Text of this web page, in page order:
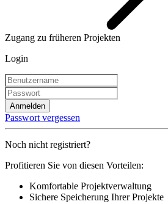
Zugang zu früheren Projekten
Login
Anmelden
Passwort vergessen
Noch nicht registriert?
Profitieren Sie von diesen Vorteilen:
Komfortable Projektverwaltung
Sichere Speicherung Ihrer Projekte